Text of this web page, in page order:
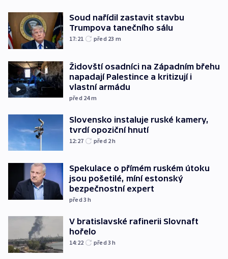
Soud nařídil zastavit stavbu
Trumpova tanečního sálu
17:21 před 23 m
Židovští osadníci na Západním břehu
napadají Palestince a kritizují i
vlastní armádu
před 24m
Slovensko instaluje ruské kamery,
tvrdí opoziční hnutí
12:27 před 2h
Spekulace o přímém ruském útoku
jsou pošetilé, míní estonský
bezpečnostní expert
před 3h
V bratislavské rafinerii Slovnaft
hořelo
14:22 před 3h